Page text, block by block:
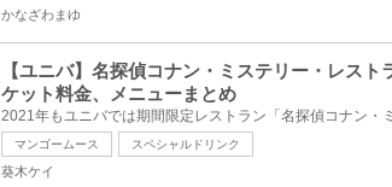
かなざわまゆ
【ユニバ】名探偵コナン・ミステリー・レス
ケット料金、メニューまとめ
マンゴームース スペシャルドリンク
葵木ケイ